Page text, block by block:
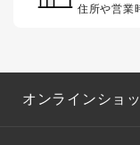
住所や営業
オンラインショ